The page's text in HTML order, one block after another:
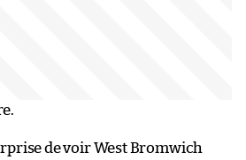
de voir West Bromwich